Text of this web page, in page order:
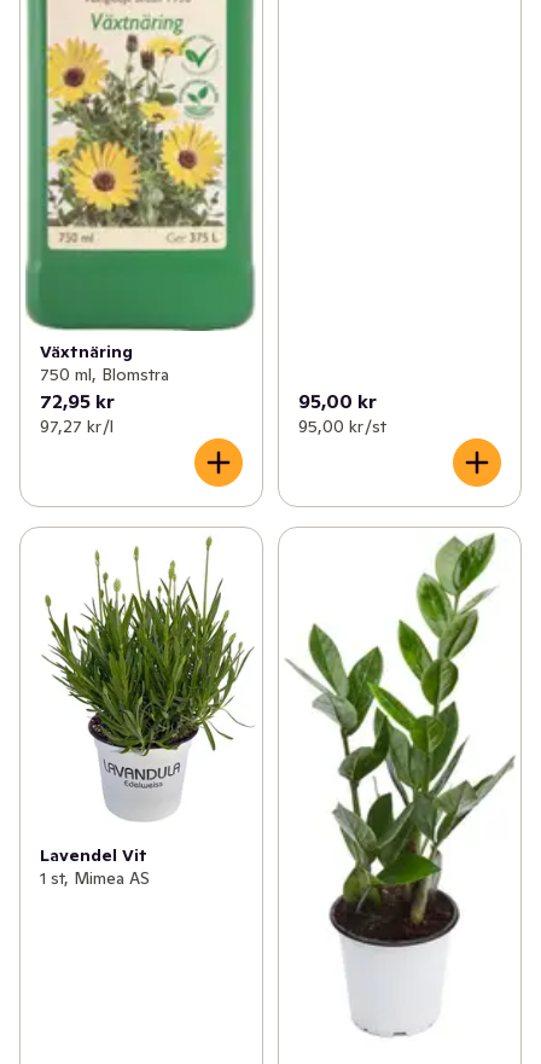
Växtnäring
750 ml, Blomstra
72,95 kr
97,27 kr /l
95,00 kr
95,00 kr /st
Lavendel Vit
1 st, Mimea AS